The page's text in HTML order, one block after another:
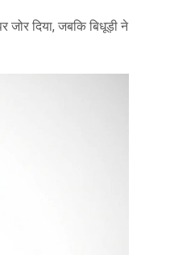
जोर दिया, जबकि बिधूड़ी ने